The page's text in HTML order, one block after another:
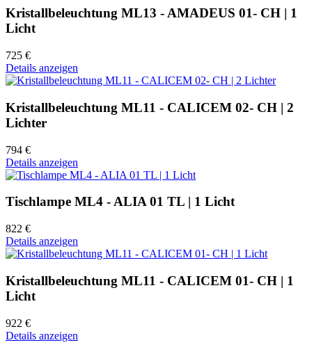
Kristallbeleuchtung ML13 - AMADEUS 01- CH | 1
Licht
725 €
Details anzeigen
Kristallbeleuchtung ML11 - CALICEM 02- CH | 2
Lichter
794 €
Details anzeigen
Tischlampe ML4 - ALIA 01 TL | 1 Licht
822 €
Details anzeigen
Kristallbeleuchtung ML11 - CALICEM 01- CH | 1
Licht
922 €
Details anzeigen